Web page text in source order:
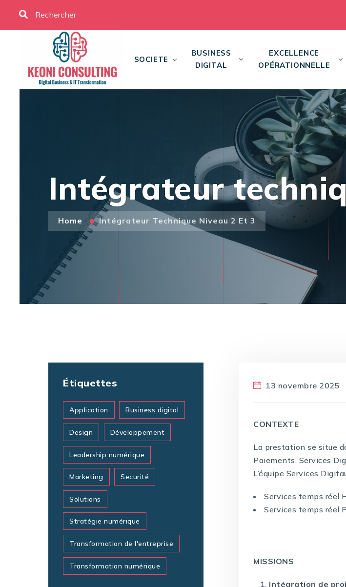
SOCIETE
BUSINESS
DIGITAL
EXCELLENCE
OPÉRATIONNELLE
Intégrateur
Home Intégrateur Technique Niveau 2 Et 3
13 novembre 2025
CONTEXTE
La prestation se situe
Paiements, Services
L’équipe Services
Services temps réel
Services temps réel
MISSIONS
Intégration de
Étiquettes
Application Business digital
Design Développement
Leadership numérique
Marketing Securité
Solutions
Stratégie numérique
Transformation de l'entreprise
Transformation numérique